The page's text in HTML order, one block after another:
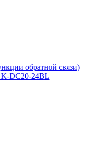
обратной связи)
K-DC20-24BL